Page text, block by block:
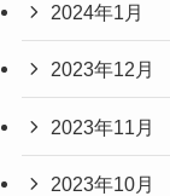
2024年1月
2023年12月
2023年11月
2023年10月